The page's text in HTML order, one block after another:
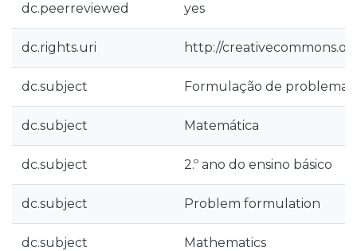
dc.peerreviewed yes
dc.rights.uri http://
dc.subject Formulação de problemas
dc.subject Matemática
dc.subject 2.º ano do ensino básico
dc.subject Problem formulation
dc.subject Mathematics